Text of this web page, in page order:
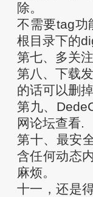
除。
不需要tag功
根目录下的
第七、多关
第八、下载
的话可以删
第九、
网论坛查看.
第十、最安
含任何动态
麻烦。
十一，还是